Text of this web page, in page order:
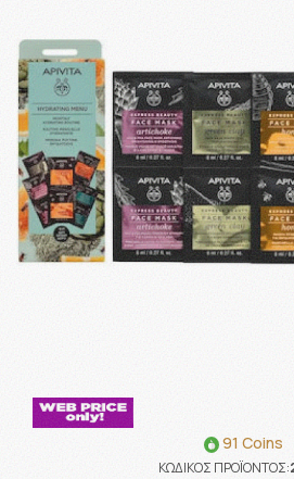
91 Coins
ΚΩΔΙΚΟΣ ΠΡΟΪΟΝΤΟΣ: